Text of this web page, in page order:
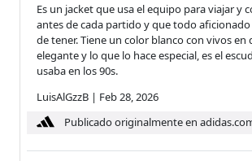
Es un jacket que usa el equipo para viajar y
antes de cada partido y que todo aficionado
de tener. Tiene un color blanco con vivos
elegante y lo que lo hace especial, es el
usaba en los 90s.
LuisAlGzzB | Feb 28, 2026
Publicado originalmente en